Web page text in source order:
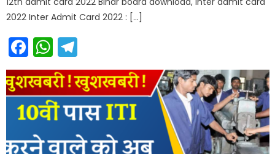
2022 Inter Admit Card 2022 : […]
Facebook
WhatsApp